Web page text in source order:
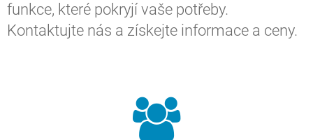
funkce, které pokryjí vaše potřeby.
Kontaktujte nás a získejte informace a ceny.